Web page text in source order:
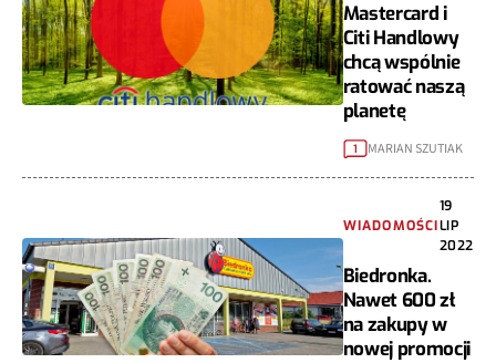
Mastercard i
Citi Handlowy
chcą wspólnie
ratować naszą
planetę
1 MARIAN SZUTIAK
WIADOMOŚCI
19
LIP
2022
Biedronka.
Nawet 600 zł
na zakupy w
nowej promocji